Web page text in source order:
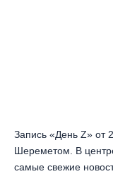
Запись «День Z» от
Шереметом. В
самые свежие